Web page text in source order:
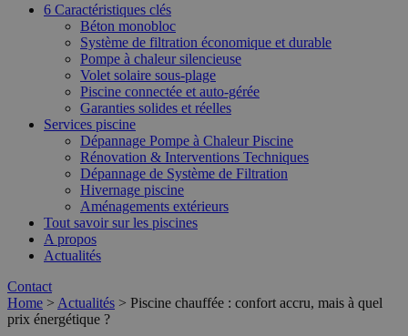
6 Caractéristiques clés
Béton monobloc
Système de filtration économique et durable
Pompe à chaleur silencieuse
Volet solaire sous-plage
Piscine connectée et auto-gérée
Garanties solides et réelles
Services piscine
Dépannage Pompe à Chaleur Piscine
Rénovation & Interventions Techniques
Dépannage de Système de Filtration
Hivernage piscine
Aménagements extérieurs
Tout savoir sur les piscines
A propos
Actualités
Contact
Home > Actualités > Piscine chauffée : confort accru, mais à quel
prix énergétique ?